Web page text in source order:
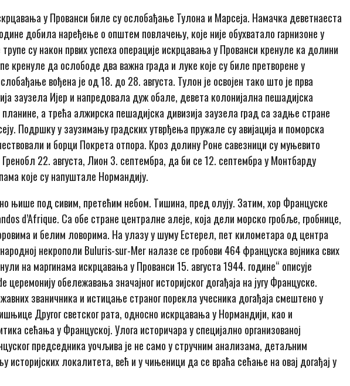
у Прованси биле су ослобађање Тулона и Марсеја. Намачка деветнаеста
добила наређење о општем повлачењу, које није обухватало гарнизоне у
су након првих успеха операције искрцавања у Прованси кренуле ка долини
кренуле да ослободе два важна града и луке које су биле претворене у
вођена је од 18. до 28. августа. Тулон је освојен тако што је прва
заузела Ијер и напредовала дуж обале, девета колонијална пешадијска
планине, а трећа алжирска пешадијска дивизија заузела град са задње стране
Подршку у заузимању градских утврђења пружале су авијација и поморска
и борци Покрета отпора. Кроз долину Роне савезници су муњевито
22. августа, Лион 3. септембра, да би се 12. септембра у Монтбарду
које су напуштале Нормандију.
њише под сивим, претећим небом. Тишина, пред олују. Затим, хор Француске
d’Afrique. Са обе стране централне алеје, која дели морско гробље, гробнице,
и белим ловорима. На улазу у шуму Естерел, пет километара од центра
некрополи Buluris-sur-Mer налазе се гробови 464 француска војника свих
на маргинама искрцавања у Прованси 15. августа 1944. године“ описује
обележавања значајног историјског догађаја на jугу Француске.
званичника и истицање страног порекла учесника догађаја смештено у
Другог светског рата, односно искрцавања у Нормандији, као и
сећања у Француској. Улога историчара у специјално организованој
председника уочљива је не само у стручним анализама, детаљним
историјских локалитета, већ и у чињеници да се враћа сећање на овај догађај у